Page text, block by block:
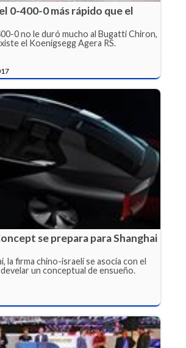
0-400-0 más rápido que el
0 no le duró mucho al Bugatti Chiron,
el Koenigsegg Agera RS.
se prepara para Shanghai
la firma chino-israelí se asocia con el
un conceptual de ensueño.